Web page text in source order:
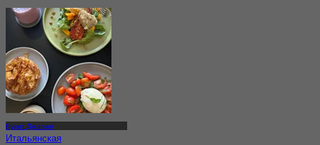
Букит Джалил
Итальянская